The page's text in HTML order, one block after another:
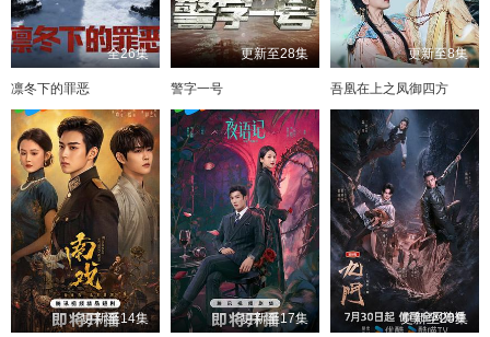
全26集
凛冬下的罪恶
更新至28集
警字一号
更新至8集
吾凰在上之凤御四方
更新至14集 更新至17集 更新至20集